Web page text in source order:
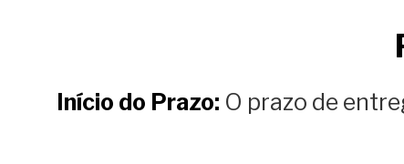
Início do Prazo: O prazo de